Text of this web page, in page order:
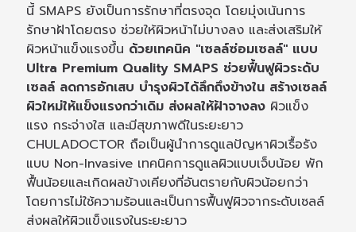
นี้ SMAPS ยังเป็นการรักษาที่ตรงจุด โดยมุ่งเน้นการ
รักษาฝ้าโดยตรง ช่วยให้ผิวหน้าไม่บางลง และส่งเสริมให้
ผิวหน้าแข็งแรงขึ้น ด้วยเทคนิค "เซลล์ซ่อมเซลล์" แบบ
Ultra Premium Quality SMAPS ช่วยฟื้นฟูผิวระดับ
เซลล์ ลดการอักเสบ บำรุงผิวได้ลึกถึงข้างใน สร้างเซลล์
ผิวใหม่ให้แข็งแรงกว่าเดิม ส่งผลให้ฝ้าจางลง ผิวแข็ง
แรง กระจ่างใส และมีสุขภาพดีในระยะยาว
CHULADOCTOR ถือเป็นผู้นำการดูแลปัญหาผิวเรื้อรัง
แบบ Non-Invasive เทคนิคการดูแลผิวแบบเจ็บน้อย พัก
ฟื้นน้อยและเกิดผลข้างเคียงที่อันตรายกับผิวน้อยกว่า
โดยการไม่ใช้ความร้อนและเป็นการฟื้นฟูผิวจากระดับเซลล์
ส่งผลให้ผิวแข็งแรงในระยะยาว